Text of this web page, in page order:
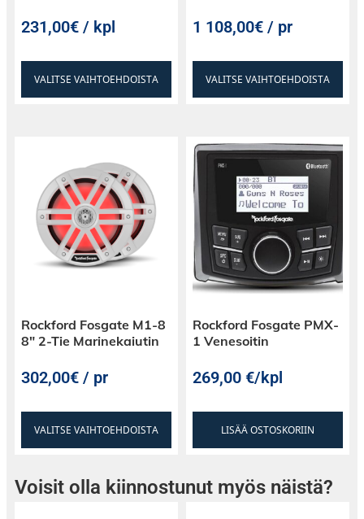
231,00€ / kpl
VALITSE VAIHTOEHDOISTA
1 108,00€ / pr
VALITSE VAIHTOEHDOISTA
Rockford Fosgate M1-8
8″ 2-Tie Marinekaiutin
302,00€ / pr
VALITSE VAIHTOEHDOISTA
Rockford Fosgate PMX-
1 Venesoitin
269,00€/kpl
LISÄÄ OSTOSKORIIN
Voisit olla kiinnostunut myös näistä?